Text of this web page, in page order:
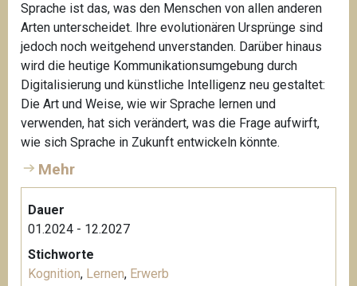
Sprache ist das, was den Menschen von allen anderen
Arten unterscheidet. Ihre evolutionären Ursprünge sind
jedoch noch weitgehend unverstanden. Darüber hinaus
wird die heutige Kommunikationsumgebung durch
Digitalisierung und künstliche Intelligenz neu gestaltet:
Die Art und Weise, wie wir Sprache lernen und
verwenden, hat sich verändert, was die Frage aufwirft,
wie sich Sprache in Zukunft entwickeln könnte.
Mehr
Dauer
01.2024 - 12.2027
Stichworte
Kognition, Lernen, Erwerb